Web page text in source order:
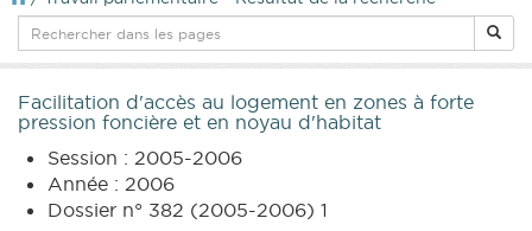
Facilitation d'accès au logement en zones à forte
pression foncière et en noyau d'habitat
Session : 2005-2006
Année : 2006
Dossier n° 382 (2005-2006) 1